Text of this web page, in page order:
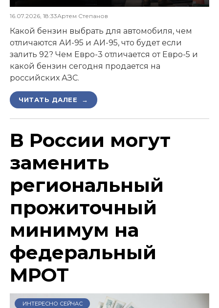
16.07.2026, 18:33Артем Степанов
Какой бензин выбрать для автомобиля, чем
отличаются АИ-95 и АИ-95, что будет если
залить 92? Чем Евро-3 отличается от Евро-5 и
какой бензин сегодня продается на
российских АЗС.
ЧИТАТЬ ДАЛЕЕ →
В России могут
заменить
региональный
прожиточный
минимум на
федеральный
МРОТ
ИНТЕРЕСНО СЕЙЧАС